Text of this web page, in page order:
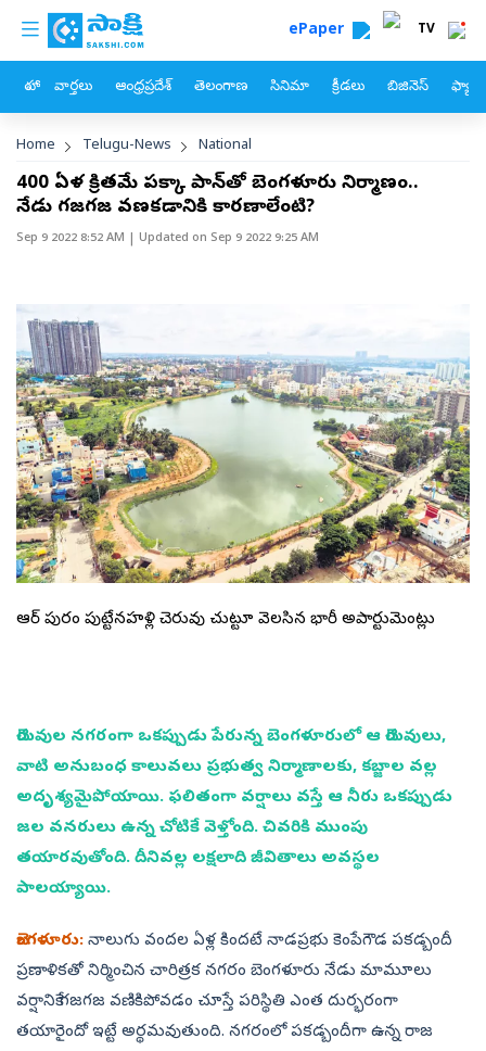
Skip to main content
custom menu ePaper TV
హోం వార్తలు ఆంధ్రప్రదేశ్ తెలంగాణ సినిమా క్రీడలు బిజినెస్
Breadcrumb
Home Telugu-News National
400 ఏళ్ల క్రితమే పక్కా ప్లాన్‌తో బెంగళూరు నిర్మాణం..
నేడు గజగజ వణకడానికి కారణాలేంటి?
Sep 9 2022 8:52 AM | Updated on Sep 9 2022 9:25 AM
కేఆర్‌ పురం పుట్టేనహళ్లి చెరువు చుట్టూ వెలసిన భారీ అపార్టుమెంట్లు
చెరువుల నగరంగా ఒకప్పుడు పేరున్న బెంగళూరులో ఆ చెరువులు,
వాటి అనుబంధ కాలువలు ప్రభుత్వ నిర్మాణాలకు, కబ్జాల వల్ల
అదృశ్యమైపోయాయి. ఫలితంగా వర్షాలు వస్తే ఆ నీరు ఒకప్పుడు
జల వనరులు ఉన్న చోటికే వెళ్తోంది. చివరికి ముంపు
తయారవుతోంది. దీనివల్ల లక్షలాది జీవితాలు అవస్థల
పాలయ్యాయి.
బెంగళూరు: నాలుగు వందల ఏళ్ల కిందటే నాడప్రభు కెంపేగౌడ పకడ్బందీ
ప్రణాళికతో నిర్మించిన చారిత్రక నగరం బెంగళూరు నేడు మామూలు
వర్షానికే గజగజ వణికిపోవడం చూస్తే పరిస్థితి ఎంత దుర్భరంగా
తయారైందో ఇట్టే అర్థమవుతుంది. నగరంలో పకడ్బందీగా ఉన్న రాజ